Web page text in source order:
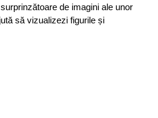
de imagini ale unor
să vizualizezi figurile și